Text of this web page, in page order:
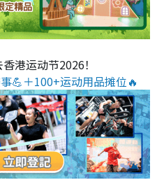
港运动节2026！
💪＋100+运动用品摊位🔥